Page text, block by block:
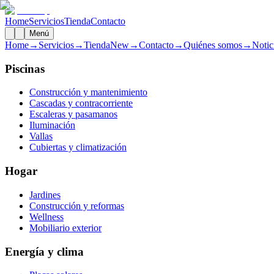
HomeServiciosTiendaContacto
Menú
Home→ Servicios→TiendaNew→Contacto→Quiénes somos→
Piscinas
Construcción y mantenimiento
Cascadas y contracorriente
Escaleras y pasamanos
Iluminación
Vallas
Cubiertas y climatización
Hogar
Jardines
Construcción y reformas
Wellness
Mobiliario exterior
Energía y clima